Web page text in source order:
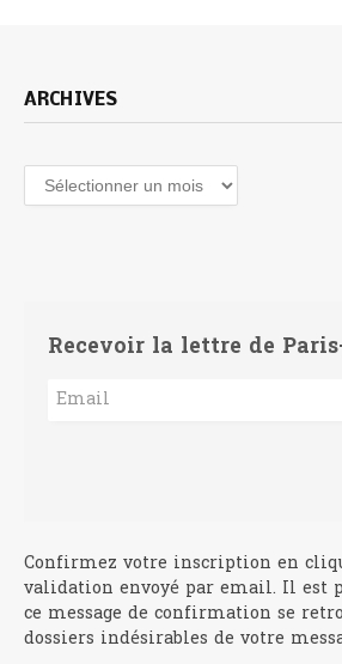
ARCHIVES
Archives
Recevoir la lettre de
Confirmez votre inscription en
validation envoyé par email. Il est
ce message de confirmation se
dossiers indésirables de votre